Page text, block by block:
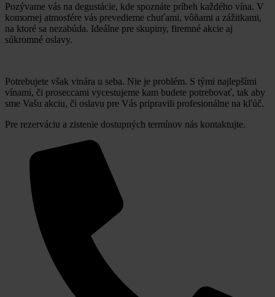
Pozývame vás na degustácie, kde spoznáte príbeh každého vína. V
komornej atmosfére vás prevedieme chuťami, vôňami a zážitkami,
na ktoré sa nezabúda. Ideálne pre skupiny, firemné akcie aj
súkromné oslavy.
Potrebujete však vinára u seba. Nie je problém. S tými najlepšími
vínami, či proseccami vycestujeme kam budete potrebovať, tak aby
sme Vašu akciu, či oslavu pre Vás pripravili profesionálne na kľúč.
Pre rezerváciu a zistenie dostupných termínov nás kontaktujte.